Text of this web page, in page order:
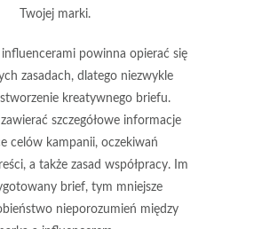
Twojej marki.
influencerami powinna opierać się
zasadach, dlatego niezwykle
kreatywnego briefu.
szczegółowe informacje
celów kampanii, oczekiwań
a także zasad współpracy. Im
brief, tym mniejsze
nieporozumień między